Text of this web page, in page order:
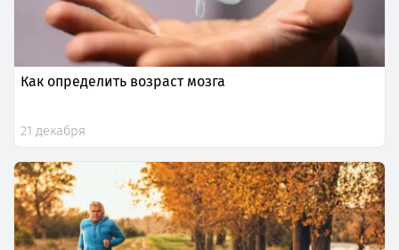
Как определить возраст мозга
21 декабря